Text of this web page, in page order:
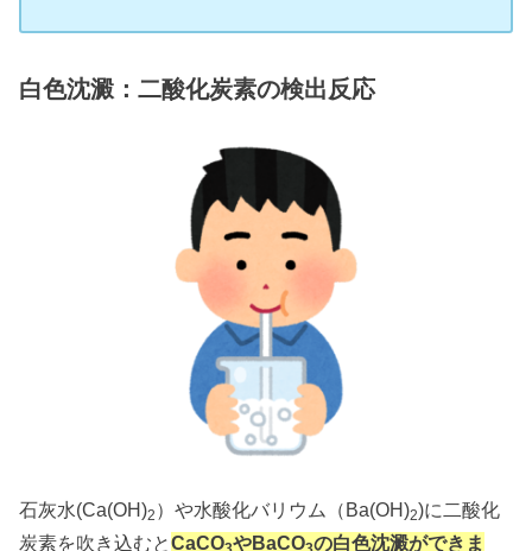
白色沈澱：二酸化炭素の検出反応
石灰水(Ca(OH)2 ）や水酸化バリウム（Ba(OH)2)に二酸化
炭素を吹き込むとCaCO やBaCO の白色沈澱ができま